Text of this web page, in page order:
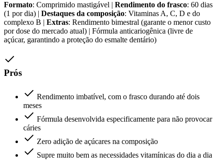
Formato: Comprimido mastigável | Rendimento do frasco: 60 dias
(1 por dia) | Destaques da composição: Vitaminas A, C, D e do
complexo B | Extras: Rendimento bimestral (garante o menor custo
por dose do mercado atual) | Fórmula anticariogênica (livre de
açúcar, garantindo a proteção do esmalte dentário)
Prós
Rendimento imbatível, com o frasco durando até dois
meses
Fórmula desenvolvida especificamente para não provocar
cáries
Zero adição de açúcares na composição
Supre muito bem as necessidades vitamínicas do dia a dia